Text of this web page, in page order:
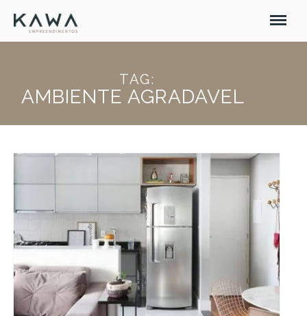
TAG:
AMBIENTE AGRADAVEL